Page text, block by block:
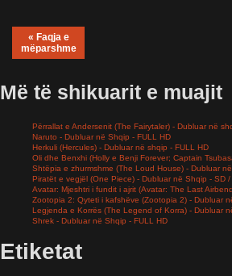
« Faqja e
mëparshme
Më të shikuarit e muajit
Përrallat e Andersenit (The Fairytaler) - Dubluar në
Naruto - Dubluar në Shqip - FULL HD
Herkuli (Hercules) - Dubluar në shqip - FULL HD
Oli dhe Benxhi (Holly e Benji Forever; Captain
Shtëpia e zhurmshme (The Loud House) - Dubluar
Piratët e vegjël (One Piece) - Dubluar në Shqip - SD /
Avatar: Mjeshtri i fundit i ajrit (Avatar: The Last
Zootopia 2: Qyteti i kafshëve (Zootopia 2) - Dubluar
Legjenda e Korrës (The Legend of Korra) - Dubluar
Shrek - Dubluar në Shqip - FULL HD
Etiketat